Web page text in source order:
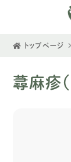
トップページ
蕁麻疹